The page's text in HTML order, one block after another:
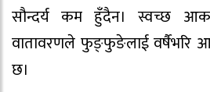
सौन्दर्य कम हुँदैन। स्वच्छ
वातावरणले फुङ्फुङेलाई वर्षैभरि
छ।